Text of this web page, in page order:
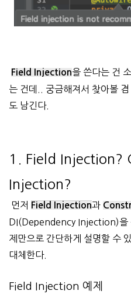
Field Injection을 쓴다는 건
는 건데.. 궁금해져서 찾아볼
도 남긴다.
1. Field Injection?
Injection?
먼저 Field Injection과
DI(Dependency Injection)을
제만으로 간단하게 설명할 수
대체한다.
Field Injection 예제